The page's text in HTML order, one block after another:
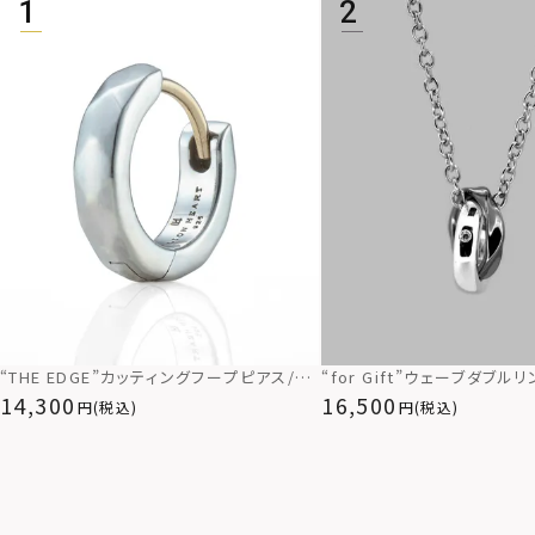
“THE EDGE”カッティングフープピアス/シ
ルバー925
14,300 (税込)
“for Gift”ウェーブダブルリ
ス/シルバー×ブラック/シル
16,500 (税込)